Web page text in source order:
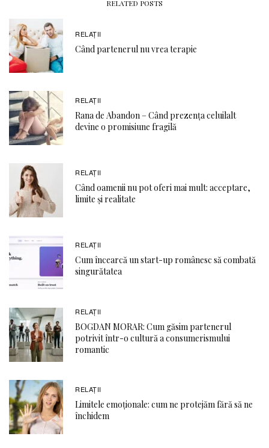
RELATED POSTS
RELAŢII
Când partenerul nu vrea terapie
RELAŢII
Rana de Abandon – Când prezența celuilalt
devine o promisiune fragilă
RELAŢII
Când oamenii nu pot oferi mai mult: acceptare,
limite și realitate
RELAŢII
Cum încearcă un start-up românesc să combată
singurătatea
RELAŢII
BOGDAN MORAR: Cum găsim partenerul
potrivit într-o cultură a consumerismului
romantic
RELAŢII
Limitele emoționale: cum ne protejăm fără să ne
închidem